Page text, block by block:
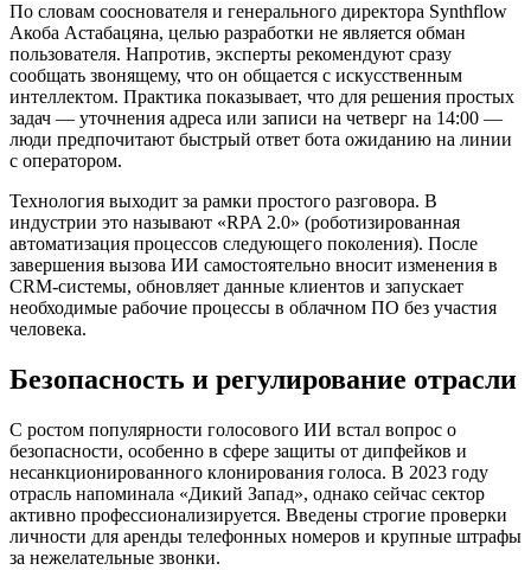
По словам сооснователя и генерального директора Synthflow
Акоба Астабацяна, целью разработки не является обман
пользователя. Напротив, эксперты рекомендуют сразу
сообщать звонящему, что он общается с искусственным
интеллектом. Практика показывает, что для решения простых
задач — уточнения адреса или записи на четверг на 14:00 —
люди предпочитают быстрый ответ бота ожиданию на линии
с оператором.
Технология выходит за рамки простого разговора. В
индустрии это называют «RPA 2.0» (роботизированная
автоматизация процессов следующего поколения). После
завершения вызова ИИ самостоятельно вносит изменения в
CRM-системы, обновляет данные клиентов и запускает
необходимые рабочие процессы в облачном ПО без участия
человека.
Безопасность и регулирование отрасли
С ростом популярности голосового ИИ встал вопрос о
безопасности, особенно в сфере защиты от дипфейков и
несанкционированного клонирования голоса. В 2023 году
отрасль напоминала «Дикий Запад», однако сейчас сектор
активно профессионализируется. Введены строгие проверки
личности для аренды телефонных номеров и крупные штрафы
за нежелательные звонки.